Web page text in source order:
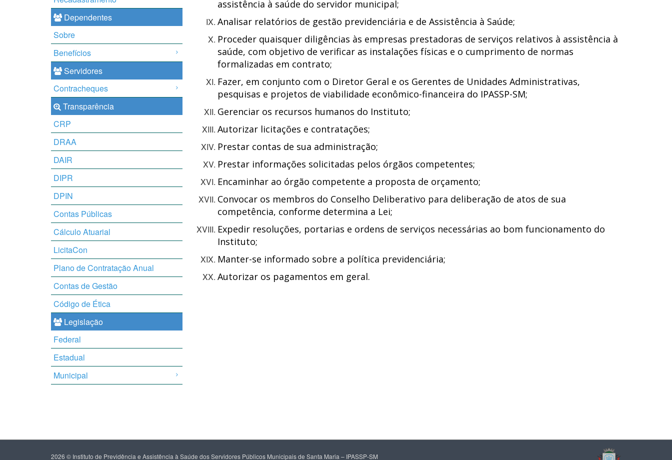
Dependentes
Sobre
Benefícios
Servidores
Contracheques
Transparência
CRP
DRAA
DAIR
DIPR
DPIN
Contas Públicas
Cálculo Atuarial
LicitaCon
Plano de Contratação Anual
Contas de Gestão
Código de Ética
Legislação
Federal
Estadual
Municipal
assistência à saúde do servidor municipal;
Analisar relatórios de gestão previdenciária e de Assistência à Saúde;
Proceder quaisquer diligências às empresas prestadoras de serviços relativos à assistência à
saúde, com objetivo de verificar as instalações físicas e o cumprimento de normas
formalizadas em contrato;
Fazer, em conjunto com o Diretor Geral e os Gerentes de Unidades Administrativas,
pesquisas e projetos de viabilidade econômico-financeira do IPASSP-SM;
Gerenciar os recursos humanos do Instituto;
Autorizar licitações e contratações;
Prestar contas de sua administração;
Prestar informações solicitadas pelos órgãos competentes;
Encaminhar ao órgão competente a proposta de orçamento;
Convocar os membros do Conselho Deliberativo para deliberação de atos de sua
competência, conforme determina a Lei;
Expedir resoluções, portarias e ordens de serviços necessárias ao bom funcionamento do
Instituto;
Manter-se informado sobre a política previdenciária;
Autorizar os pagamentos em geral.
2026 © Instituto de Previdência e Assistência à Saúde dos Servidores Públicos Municipais de Santa Maria – IPASSP-SM